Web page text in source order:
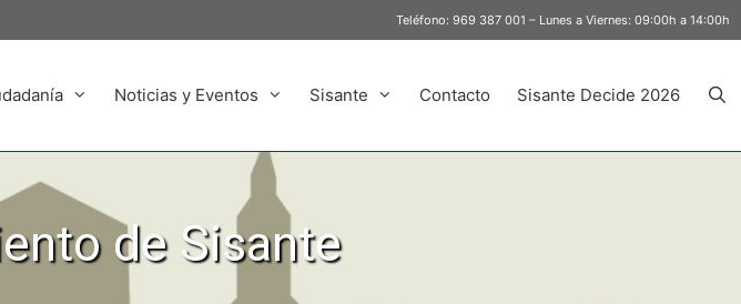
Teléfono: 969 387 001 – Lunes a Viernes: 09:00h a 14:00h
Noticias y Eventos Sisante Contacto Sisante Decide 2026
de Sisante